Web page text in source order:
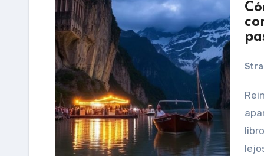
Reinventarse suena a palabra grande, de esas que